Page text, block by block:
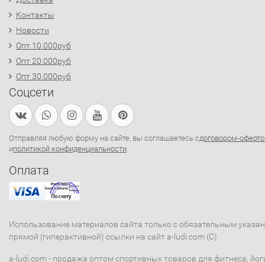
Контакты
Новости
Опт 10.000руб
Опт 20.000руб
Опт 30.000руб
Соцсети
Отправляя любую форму на сайте, вы соглашаетесь сдоговором-
иполитикой конфиденциальности.
Оплата
Использование материалов сайта только с обязательным
прямой (гиперактивной) ссылки на сайт a-ludi.com (C)
a-ludi.com - продажа оптом спортивных товаров для фитнеса,